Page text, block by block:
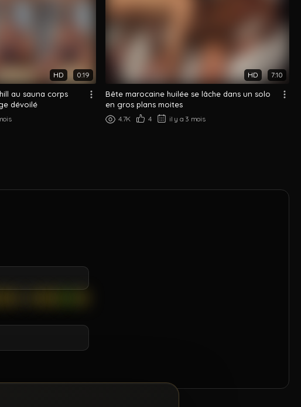
HD 0:19
au sauna corps
dévoilé
HD 7:10
Bête marocaine huilée se lâche dans un solo
en gros plans moites
4.7K 4 il y a 3 mois